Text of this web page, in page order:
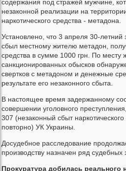
содержания под стражей мужчине,
незаконной реализации на
наркотического средства - метадона.
Установлено, что 3 апреля 30-
сбыл местному жителю метадон,
средства в сумме 1000 грн. По месту
санкционированных обысков
свертков с метадоном и денежные
результате его незаконного сбыта.
В настоящее время задержанному
совершении уголовного
307 (незаконный сбыт
повторно) УК Украины.
Досудебное расследование
производству назначен ряд судебных
Прокуратура добилась реального